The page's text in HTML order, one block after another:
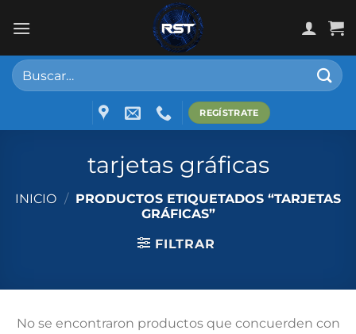
Buscar
por:
REGÍSTRATE
tarjetas gráficas
INICIO / PRODUCTOS ETIQUETADOS “TARJETAS
GRÁFICAS”
FILTRAR
No se encontraron productos que concuerden con